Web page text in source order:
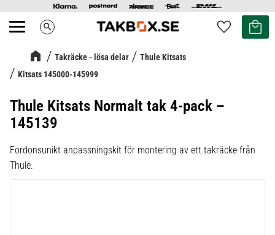
Meny search Favoriter
Kundvagn
Takräcke - lösa delar
Thule Kitsats
Kitsats 145000-145999
Thule Kitsats Normalt tak 4-pack –
145139
Fordonsunikt anpassningskit för montering av ett takräcke från
Thule.